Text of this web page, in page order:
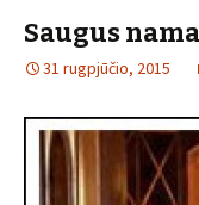
Saugus
31 rugpjūčio, 2015